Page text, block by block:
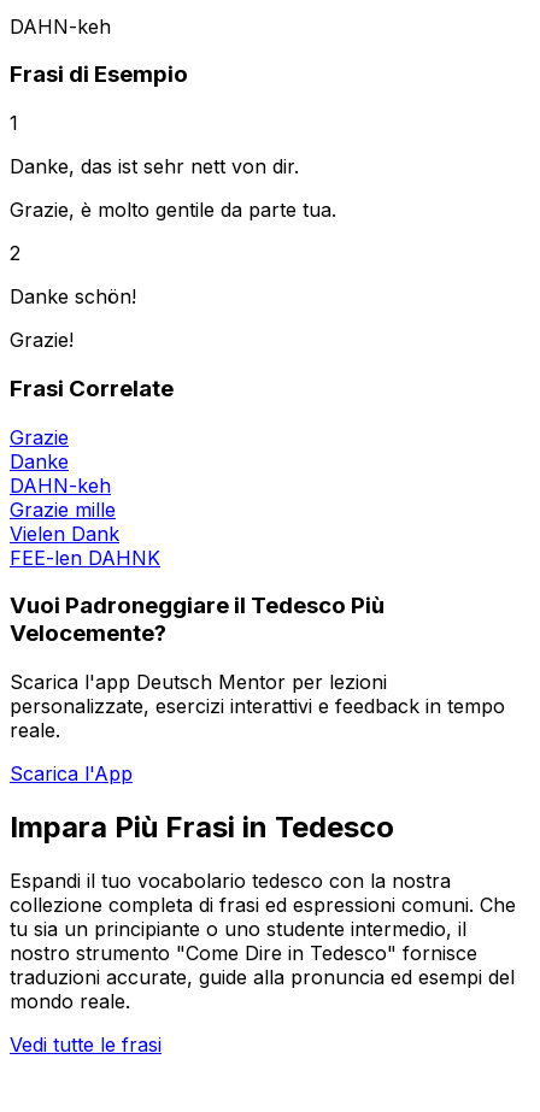
DAHN-keh
Frasi di Esempio
1
Danke, das ist sehr nett von dir.
Grazie, è molto gentile da parte tua.
2
Danke schön!
Grazie!
Frasi Correlate
Grazie
Danke
DAHN-keh
Grazie mille
Vielen Dank
FEE-len DAHNK
Vuoi Padroneggiare il Tedesco Più
Velocemente?
Scarica l'app Deutsch Mentor per lezioni
personalizzate, esercizi interattivi e feedback in tempo
reale.
Scarica l'App
Impara Più Frasi in Tedesco
Espandi il tuo vocabolario tedesco con la nostra
collezione completa di frasi ed espressioni comuni. Che
tu sia un principiante o uno studente intermedio, il
nostro strumento "Come Dire in Tedesco" fornisce
traduzioni accurate, guide alla pronuncia ed esempi del
mondo reale.
Vedi tutte le frasi